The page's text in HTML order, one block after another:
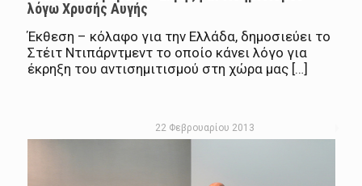
λόγω Χρυσής Αυγής
Έκθεση – κόλαφο για την Ελλάδα, δημοσιεύει το
Στέιτ Ντιπάρντμεντ το οποίο κάνει λόγο για
έκρηξη του αντισημιτισμού στη χώρα μας […]
22 Φεβρουαρίου 2013